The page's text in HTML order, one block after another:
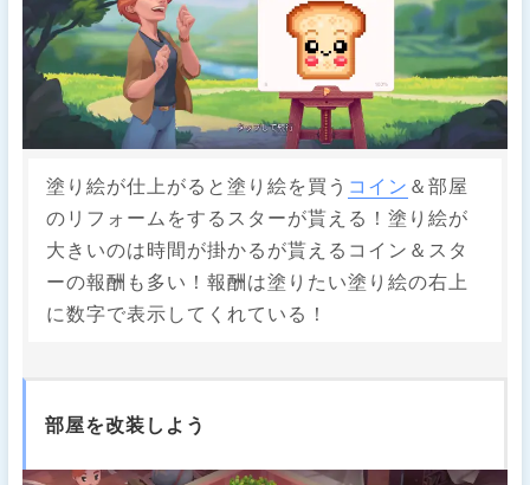
塗り絵が仕上がると塗り絵を買う コイン ＆部屋
のリフォームをするスターが貰える！塗り絵が
大きいのは時間が掛かるが貰えるコイン＆スタ
ーの報酬も多い！報酬は塗りたい塗り絵の右上
に数字で表示してくれている！
部屋を改装しよう